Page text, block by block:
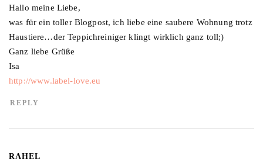
Hallo meine Liebe,
was für ein toller Blogpost, ich liebe eine saubere Wohnung trotz
Haustiere…der Teppichreiniger klingt wirklich ganz toll;)
Ganz liebe Grüße
Isa
http://www.label-love.eu
REPLY
RAHEL